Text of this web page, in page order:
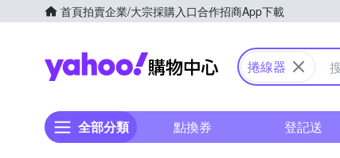
首頁拍賣企業/大宗採購入口合作招商App下載
Yahoo購物中心
捲線器
全部分類 點換券 登記送